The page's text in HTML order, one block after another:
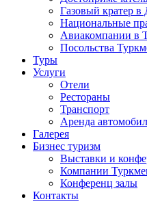
Газовый кратер в
Национальные
Авиакомпании в
Посольства
Туры
Услуги
Отели
Рестораны
Транспорт
Аренда
Галерея
Бизнес туризм
Выставки и
Компании
Конференц залы
Контакты